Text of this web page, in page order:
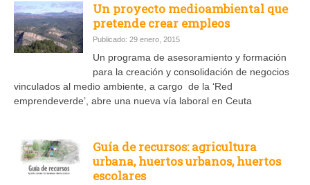
Un proyecto medioambiental que
pretende crear empleos
Publicado: 29 enero, 2015
Un programa de asesoramiento y formación
para la creación y consolidación de negocios
vinculados al medio ambiente, a cargo de la ‘Red
emprendeverde’, abre una nueva vía laboral en Ceuta
Guía de recursos: agricultura
urbana, huertos urbanos, huertos
escolares